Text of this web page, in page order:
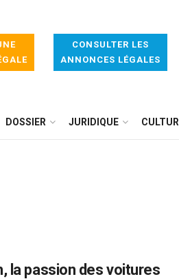
CONSULTER LES
ANNONCES LÉGALES
DOSSIER JURIDIQUE
la passion des voitures